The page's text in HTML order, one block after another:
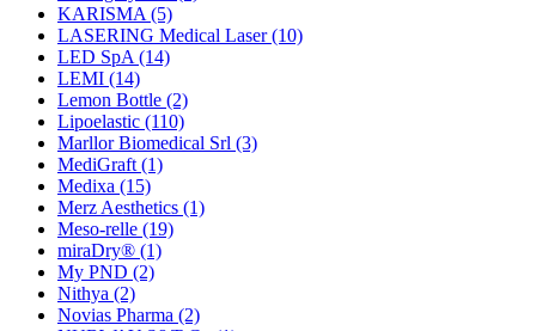
KARISMA (5)
LASERING Medical Laser(10)
LED SpA (14)
LEMI (14)
Lemon Bottle (2)
Lipoelastic (110)
Marllor Biomedical Srl (3)
MediGraft (1)
Medixa (15)
Merz Aesthetics (1)
Meso-relle (19)
miraDry® (1)
My PND (2)
Nithya (2)
Novias Pharma (2)